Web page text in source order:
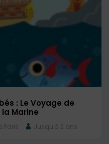
: Le Voyage de
Marine
Paris Jusqu'à 2 ans